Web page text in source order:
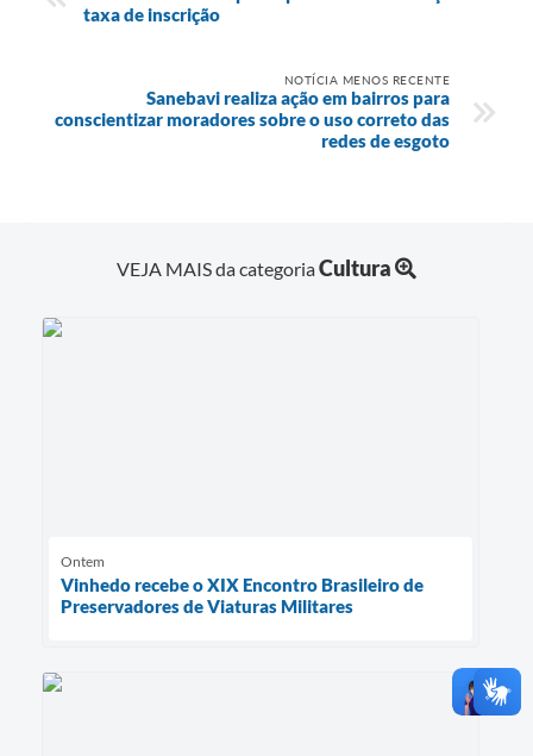
taxa de inscrição
NOTÍCIA MENOS RECENTE
Sanebavi realiza ação em bairros para
conscientizar moradores sobre o uso correto das
redes de esgoto
VEJA MAIS da categoriaCultura
Ontem
Vinhedo recebe o XIX Encontro Brasileiro de
Preservadores de Viaturas Militares